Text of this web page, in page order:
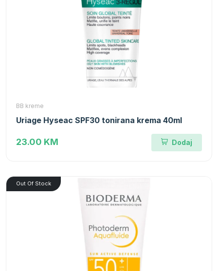
BB kreme
Uriage Hyseac SPF30 tonirana krema 40ml
23.00 KM Dodaj
Out Of Stock